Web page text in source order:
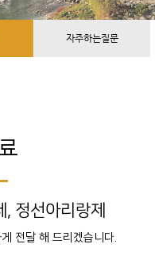
자주하는질문
정선아리랑제
전달 해 드리겠습니다.